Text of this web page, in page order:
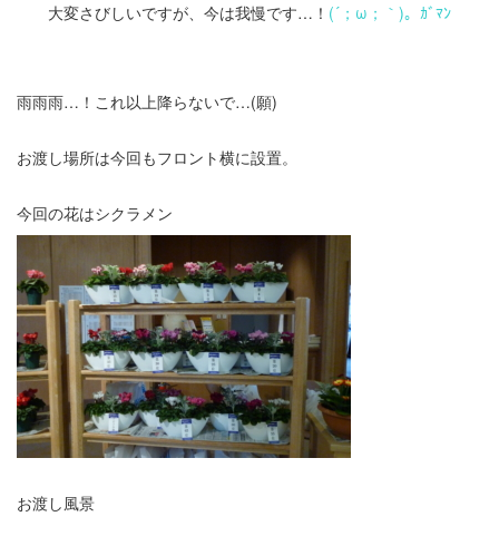
大変さびしいですが、今は我慢です…！ (´；ω；｀)。ｶﾞﾏﾝ
雨雨雨…！これ以上降らないで…(願)
お渡し場所は今回もフロント横に設置。
今回の花はシクラメン
お渡し風景